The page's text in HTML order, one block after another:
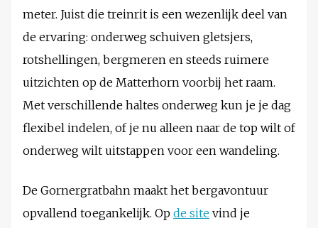
meter. Juist die treinrit is een wezenlijk deel van
de ervaring: onderweg schuiven gletsjers,
rotshellingen, bergmeren en steeds ruimere
uitzichten op de Matterhorn voorbij het raam.
Met verschillende haltes onderweg kun je je dag
flexibel indelen, of je nu alleen naar de top wilt of
onderweg wilt uitstappen voor een wandeling.
De Gornergratbahn maakt het bergavontuur
opvallend toegankelijk. Op de site vind je